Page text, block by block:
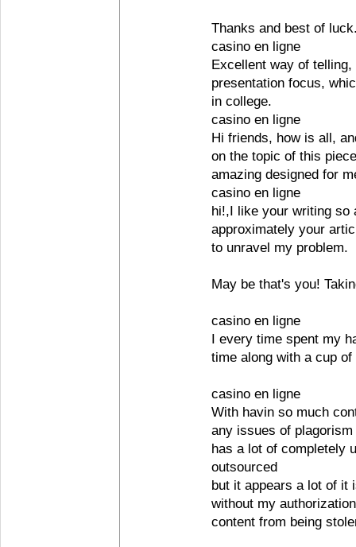
Thanks and best of
casino en ligne
Excellent way of
presentation focus,
in college.
casino en ligne
Hi friends, how is all,
on the topic of this
amazing designed for
casino en ligne
hi!,I like your writing so
approximately your
to unravel my problem.
May be that's you!
casino en ligne
I every time spent my
time along with a cup of
casino en ligne
With havin so much
any issues of
has a lot of completely
outsourced
but it appears a lot of it
without my
content from being